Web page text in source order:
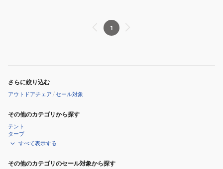
ェ
ア
ハ
イ
CH62-
1795-
W002
子1
さらに絞り込む
アウトドアチェア /セール対象
その他のカテゴリから探す
テント
タープ
すべて表示する
その他のカテゴリのセール対象から探す